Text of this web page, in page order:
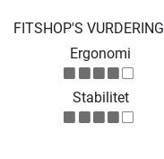
FITSHOP'S VURDERING
Ergonomi
Stabilitet